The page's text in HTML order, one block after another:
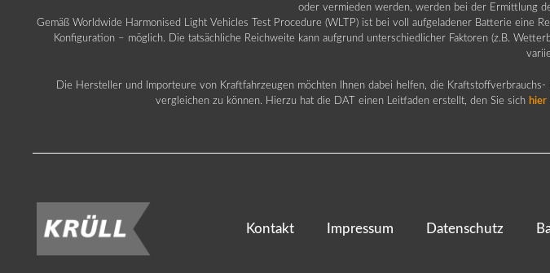
oder vermieden werden, werden bei der Ermittlung
Gemäß Worldwide Harmonised Light Vehicles Test Procedure (WLTP) ist bei voll aufgeladener Batterie
Konfiguration – möglich. Die tatsächliche Reichweite kann aufgrund unterschiedlicher Faktoren (z.B.
Die Hersteller und Importeure von Kraftfahrzeugen möchten Ihnen dabei helfen, die Kraftstoffverbrauchs-
vergleichen zu können. Hierzu hat die DAT einen Leitfaden erstellt, den Sie sich hier
Kontakt Impressum Datenschutz